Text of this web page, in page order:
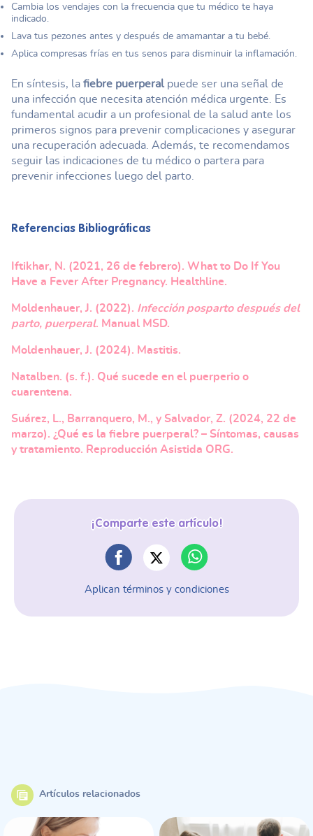
Cambia los vendajes con la frecuencia que tu médico te haya
indicado.
Lava tus pezones antes y después de amamantar a tu bebé.
Aplica compresas frías en tus senos para disminuir la inflamación.
En síntesis, la fiebre puerperal puede ser una señal de
una infección que necesita atención médica urgente. Es
fundamental acudir a un profesional de la salud ante los
primeros signos para prevenir complicaciones y asegurar
una recuperación adecuada. Además, te recomendamos
seguir las indicaciones de tu médico o partera para
prevenir infecciones luego del parto.
Referencias Bibliográficas
Iftikhar, N. (2021, 26 de febrero). What to Do If You
Have a Fever After Pregnancy. Healthline.
Moldenhauer, J. (2022). Infección posparto después del
parto, puerperal. Manual MSD.
Moldenhauer, J. (2024). Mastitis.
Natalben. (s. f.). Qué sucede en el puerperio o
cuarentena.
Suárez, L., Barranquero, M., y Salvador, Z. (2024, 22 de
marzo). ¿Qué es la fiebre puerperal? – Síntomas, causas
y tratamiento. Reproducción Asistida ORG.
¡Comparte este artículo!
Aplican términos y condiciones
Artículos relacionados